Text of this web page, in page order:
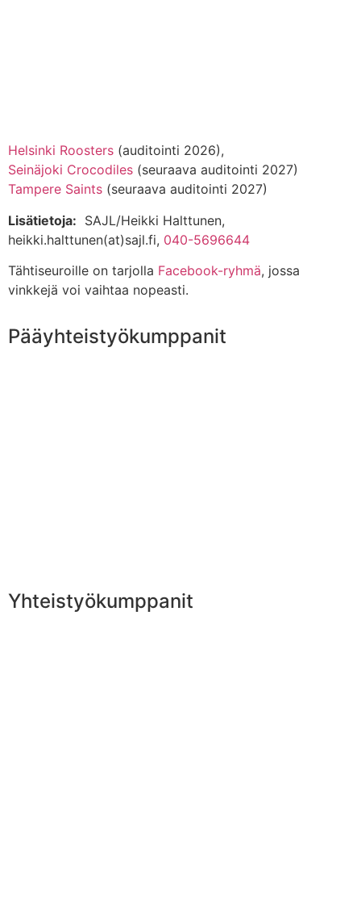
Helsinki Roosters (auditointi 2026),
Seinäjoki Crocodiles (seuraava auditointi 2027)
Tampere Saints (seuraava auditointi 2027)
Lisätietoja: SAJL/Heikki Halttunen,
heikki.halttunen(at)sajl.fi, 040-5696644
Tähtiseuroille on tarjolla Facebook-ryhmä, jossa
vinkkejä voi vaihtaa nopeasti.
Pääyhteistyökumppanit
Yhteistyökumppanit